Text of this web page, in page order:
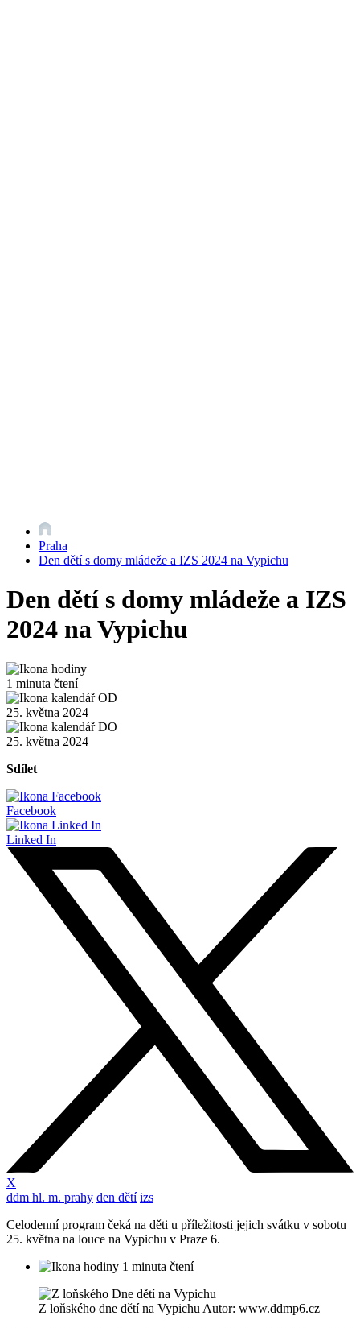
Praha
Den dětí s domy mládeže a IZS 2024 na Vypichu
Den dětí s domy mládeže a IZS
2024 na Vypichu
1 minuta čtení
25. května 2024
25. května 2024
Sdílet
Facebook
Linked In
X
ddm hl. m. prahy den dětí izs
Celodenní program čeká na děti u příležitosti jejich svátku v sobotu
25. května na louce na Vypichu v Praze 6.
1 minuta čtení
Z loňského dne dětí na Vypichu Autor: www.ddmp6.cz